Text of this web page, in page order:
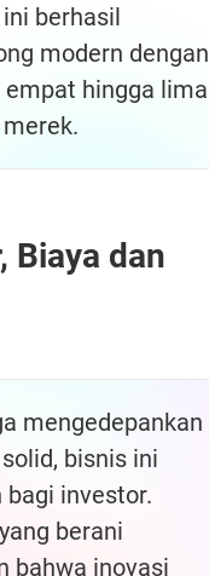
berhasil
modern dengan
hingga lima
Biaya dan
mengedepankan
bisnis ini
investor.
berani
bahwa inovasi